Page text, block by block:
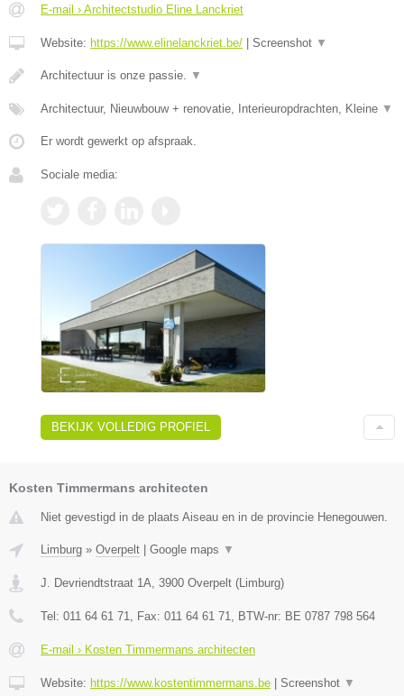
E-mail › Architectstudio Eline Lanckriet
Website: https://www.elinelanckriet.be/ | Screenshot ▼
Architectuur is onze passie. ▼
Architectuur, Nieuwbouw + renovatie, Interieuropdrachten, Kleine ▼
Er wordt gewerkt op afspraak.
Sociale media:
BEKIJK VOLLEDIG PROFIEL
Kosten Timmermans architecten
Niet gevestigd in de plaats Aiseau en in de provincie Henegouwen.
Limburg » Overpelt Google maps ▼
J. Devriendtstraat 1A, 3900 Overpelt (Limburg)
Tel: 011 64 61 71, Fax: 011 64 61 71, BTW-nr: BE 0787 798 564
E-mail › Kosten Timmermans architecten
Website: https://www.kostentimmermans.be Screenshot ▼